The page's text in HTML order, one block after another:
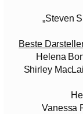
„Steven
Beste
Helena
Shirley
Vanessa